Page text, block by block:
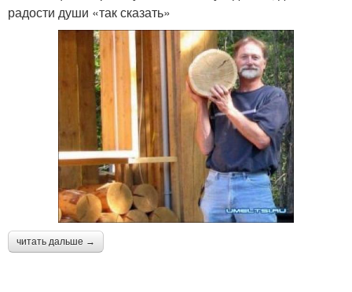
радости души «так сказать»
читать дальше →